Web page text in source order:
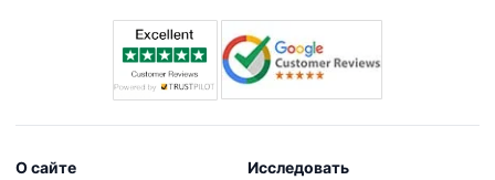
О сайте Исследовать